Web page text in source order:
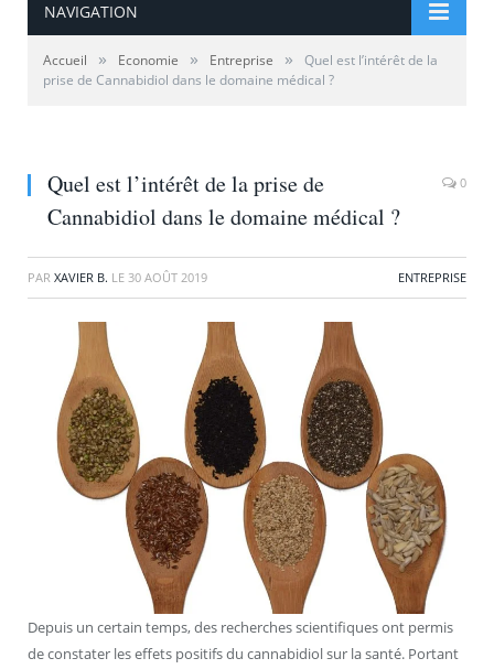
NAVIGATION
Accueil » Economie » Entreprise »
Quel est l’intérêt de la
prise de Cannabidiol dans le domaine médical ?
Quel est l’intérêt de la prise de
Cannabidiol dans le domaine médical ?
0
PAR XAVIER B. LE 30 AOÛT 2019 ENTREPRISE
Depuis un certain temps, des recherches scientifiques ont permis
de constater les effets positifs du cannabidiol sur la santé. Portant